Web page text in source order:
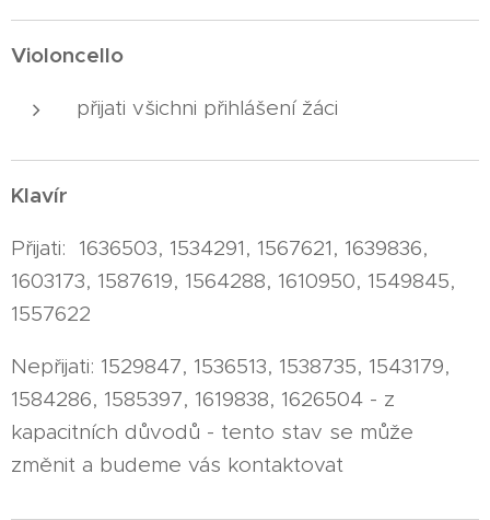
Violoncello
přijati všichni přihlášení žáci
Klavír
Přijati: 1636503, 1534291, 1567621, 1639836,
1603173, 1587619, 1564288, 1610950, 1549845,
1557622
Nepřijati: 1529847, 1536513, 1538735, 1543179,
1584286, 1585397, 1619838, 1626504 - z
kapacitních důvodů - tento stav se může
změnit a budeme vás kontaktovat